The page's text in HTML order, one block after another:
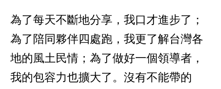
為了每天不斷地分享，我口才進步了；
為了陪同夥伴四處跑，我更了解台灣各
地的風土民情；為了做好一個領導者，
我的包容力也擴大了。沒有不能帶的